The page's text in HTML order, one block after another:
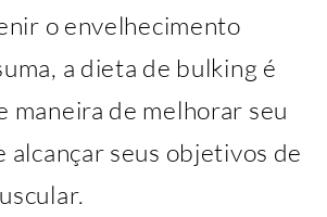
o envelhecimento
a dieta de bulking é
maneira de melhorar seu
alcançar seus objetivos de